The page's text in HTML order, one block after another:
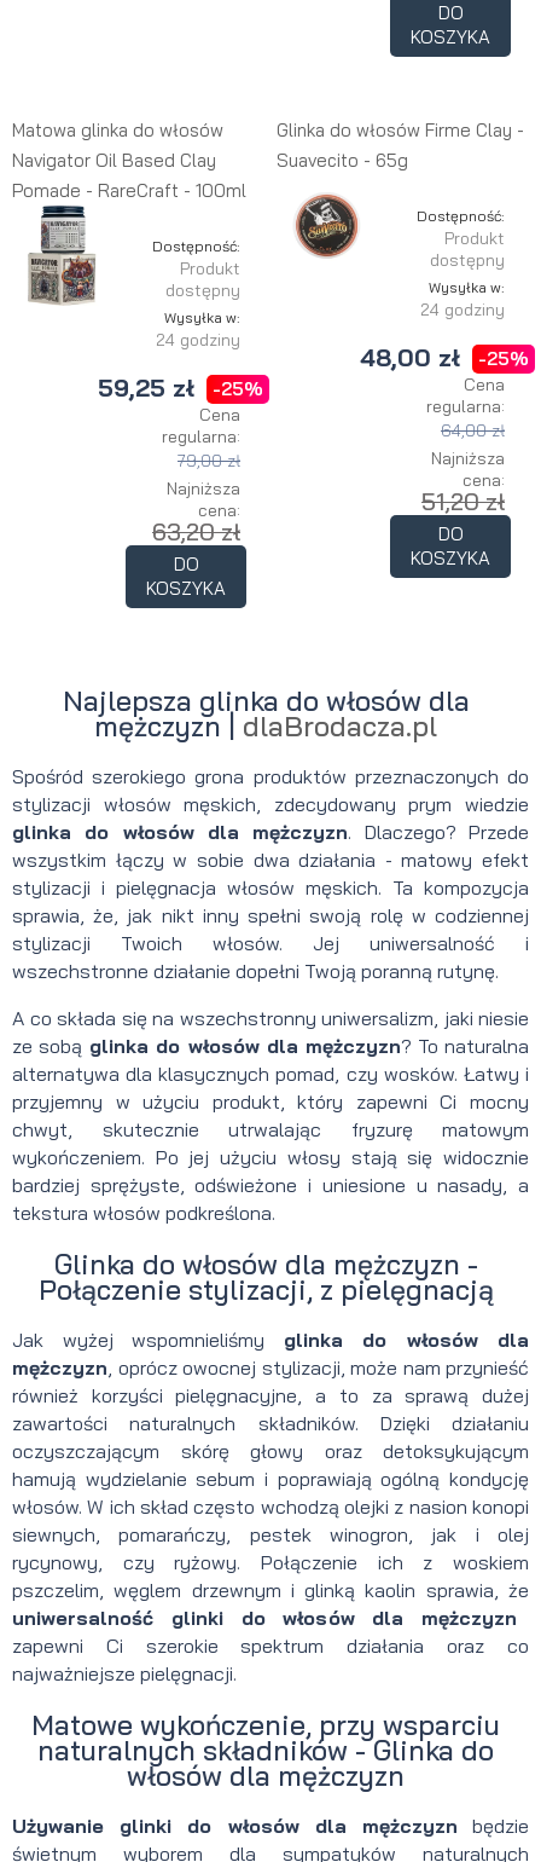
DO
KOSZYKA
Matowa glinka do włosów
Navigator Oil Based Clay
Pomade - RareCraft - 100ml
Dostępność:
Produkt
dostępny
Wysyłka w:
24 godziny
59,25 zł -25%
Cena
regularna:
79,00 zł
Najniższa
cena:
63,20 zł
DO
KOSZYKA
Glinka do włosów Firme Clay -
Suavecito - 65g
Dostępność:
Produkt
dostępny
Wysyłka w:
24 godziny
48,00 zł -25%
Cena
regularna:
64,00 zł
Najniższa
cena:
51,20 zł
DO
KOSZYKA
Najlepsza glinka do włosów dla
mężczyzn | dlaBrodacza.pl
Spośród szerokiego grona produktów przeznaczonych do
stylizacji włosów męskich, zdecydowany prym wiedzie
glinka do włosów dla mężczyzn. Dlaczego? Przede
wszystkim łączy w sobie dwa działania - matowy efekt
stylizacji i pielęgnacja włosów męskich. Ta kompozycja
sprawia, że, jak nikt inny spełni swoją rolę w codziennej
stylizacji Twoich włosów. Jej uniwersalność i
wszechstronne działanie dopełni Twoją poranną rutynę.
A co składa się na wszechstronny uniwersalizm, jaki niesie
ze sobą glinka do włosów dla mężczyzn? To naturalna
alternatywa dla klasycznych pomad, czy wosków. Łatwy i
przyjemny w użyciu produkt, który zapewni Ci mocny
chwyt, skutecznie utrwalając fryzurę matowym
wykończeniem. Po jej użyciu włosy stają się widocznie
bardziej sprężyste, odświeżone i uniesione u nasady, a
tekstura włosów podkreślona.
Glinka do włosów dla mężczyzn -
Połączenie stylizacji, z pielęgnacją
Jak wyżej wspomnieliśmy glinka do włosów dla
mężczyzn, oprócz owocnej stylizacji, może nam przynieść
również korzyści pielęgnacyjne, a to za sprawą dużej
zawartości naturalnych składników. Dzięki działaniu
oczyszczającym skórę głowy oraz detoksykującym
hamują wydzielanie sebum i poprawiają ogólną kondycję
włosów. W ich skład często wchodzą olejki z nasion konopi
siewnych, pomarańczy, pestek winogron, jak i olej
rycynowy, czy ryżowy. Połączenie ich z woskiem
pszczelim, węglem drzewnym i glinką kaolin sprawia, że
uniwersalność glinki do włosów dla mężczyzn
zapewni Ci szerokie spektrum działania oraz co
najważniejsze pielęgnacji.
Matowe wykończenie, przy wsparciu
naturalnych składników - Glinka do
włosów dla mężczyzn
Używanie glinki do włosów dla mężczyzn będzie
świetnym wyborem dla sympatyków naturalnych